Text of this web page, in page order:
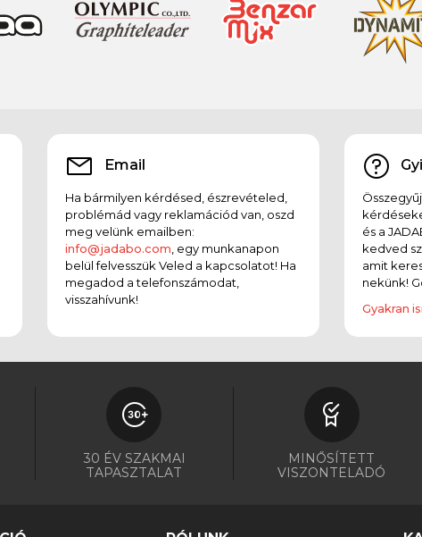
Email
Ha bármilyen kérdésed, észrevételed,
problémád vagy reklamációd van, oszd
meg velünk emailben:
info@jadabo.com , egy munkanapon
belül felvesszük Veled a kapcsolatot! Ha
megadod a telefonszámodat,
visszahívunk!
és a
kedved
amit
nekünk!
Gyakran
30 ÉV SZAKMAI
TAPASZTALAT
MINŐSÍTETT
VISZONTELADÓ